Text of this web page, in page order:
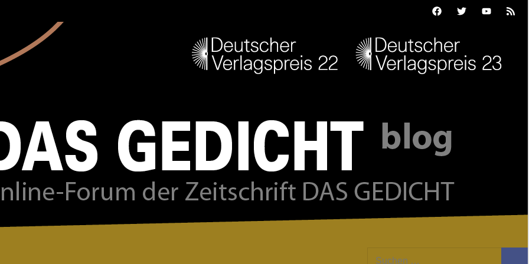
FacebookTwitterYoutubeFeed
Suchen